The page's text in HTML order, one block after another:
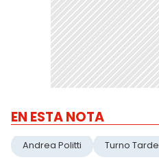
EN ESTA NOTA
Andrea Politti Turno Tarde